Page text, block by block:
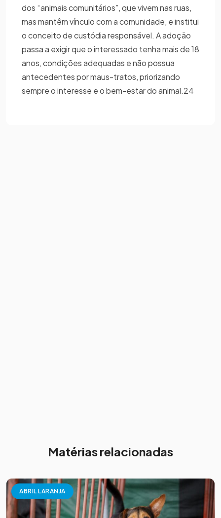
dos “animais comunitários”, que vivem nas ruas,
mas mantêm vínculo com a comunidade, e institui
o conceito de custódia responsável. A adoção
passa a exigir que o interessado tenha mais de 18
anos, condições adequadas e não possua
antecedentes por maus-tratos, priorizando
sempre o interesse e o bem-estar do animal.24
Matérias relacionadas
ABRIL LARANJA